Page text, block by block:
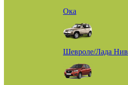
Ока
Шевроле/Лада